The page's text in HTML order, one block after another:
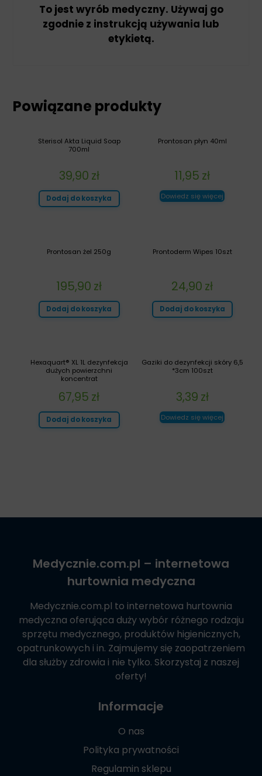
To jest wyrób medyczny. Używaj go
zgodnie z instrukcją używania lub
etykietą.
Powiązane produkty
Prontosan płyn 40ml
11,95 zł
Dowiedz się więcej
Sterisol Akta Liquid Soap
700ml
39,90 zł
Dodaj do koszyka
Prontoderm Wipes 10szt
24,90 zł
Dodaj do koszyka
Prontosan żel 250g
195,90 zł
Dodaj do koszyka
Gaziki do dezynfekcji skóry 6,5
*3cm 100szt
3,39 zł
Dowiedz się więcej
Hexaquart® XL 1L dezynfekcja
dużych powierzchni
koncentrat
67,95 zł
Dodaj do koszyka
Medycznie.com.pl – internetowa
hurtownia medyczna
Medycznie.com.pl to internetowa hurtownia
medyczna oferująca duży wybór różnego rodzaju
sprzętu medycznego, produktów higienicznych,
opatrunkowych i in. Zajmujemy się zaopatrzeniem
dla służby zdrowia i nie tylko. Skorzystaj z naszej
oferty!
Informacje
O nas
Polityka prywatności
Regulamin sklepu